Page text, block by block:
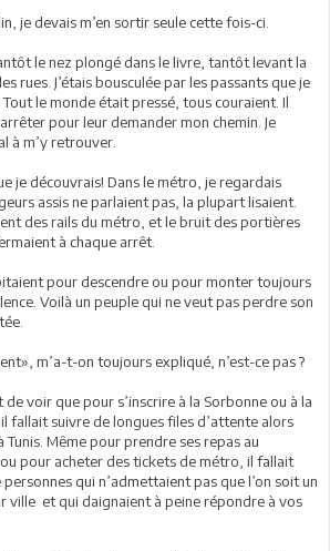
je devais m’en sortir seule cette fois-ci.
le nez plongé dans le livre, tantôt levant la
rues. J’étais bousculée par les passants que je
Tout le monde était pressé, tous couraient. Il
pour leur demander mon chemin. Je
à m’y retrouver.
je découvrais! Dans le métro, je regardais
assis ne parlaient pas, la plupart lisaient.
des rails du métro, et le bruit des portières
à chaque arrêt.
pour descendre ou pour monter toujours
Voilà un peuple qui ne veut pas perdre son
m’a-t-on toujours expliqué, n’est-ce pas ?
de voir que pour s’inscrire à la Sorbonne ou à la
fallait suivre de longues files d’attente alors
Même pour prendre ses repas au
pour acheter des tickets de métro, il fallait
qui n’admettaient pas que l’on soit un
ville et qui daignaient à peine répondre à vos